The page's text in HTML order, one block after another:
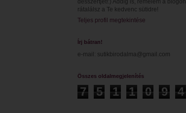
rátalálsz a Te kedvenc sütidre!
Teljes profil megtekintése
Írj bátran!
e-mail: sutikbirodalma@gmail.com
Összes oldalmegjelenítés
7 5 1 1 0 9 4